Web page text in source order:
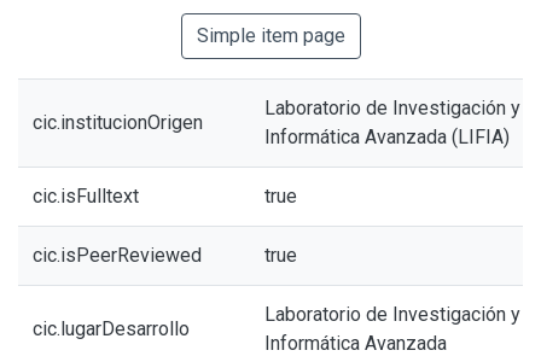
Simple item page
cic.institucionOrigen
Laboratorio de Investigación y
Informática Avanzada (LIFIA)
cic.isFulltext true
cic.isPeerReviewed true
cic.lugarDesarrollo
Laboratorio de Investigación y
Informática Avanzada